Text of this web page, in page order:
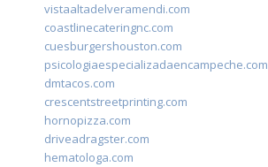
vistaaltadelveramendi.com
coastlinecateringnc.com
cuesburgershouston.com
psicologiaespecializadaencampeche.com
dmtacos.com
crescentstreetprinting.com
hornopizza.com
driveadragster.com
hematologa.com